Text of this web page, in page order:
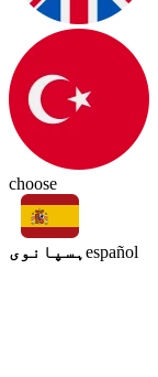
choose
ہسپانوی español